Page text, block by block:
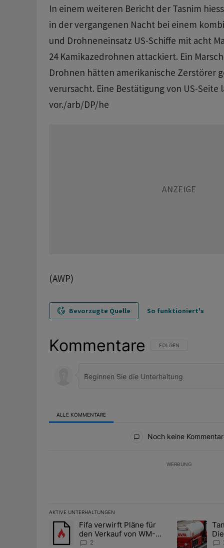
In einem weiteren Bericht der Tasnim
in der vergangenen Nacht bei einem
und Drohneneinsatz US-Schiffe mit acht
24 Kamikazedrohnen attackiert. Ein
Drohnen hätten amerikanische Zerstörer
verursacht. Eine Bestätigung von US-Seite
vor./arb/DP/he
(AWP)
Bevorzugte Quelle So funktioniert's
Kommentare FOLGE DIESER
FOLGEN
ALLE KOMMENTARE
Noch keine
WERBUNG
AKTIVE UNTERHALTUNGEN
Das Folgende ist eine Liste der am meisten
Ein Trendartikel mit dem Titel "Fifa verwirft Pläne für
Fifa verwirft Pläne für
den Verkauf von WM-
Anteilen
2
Ein